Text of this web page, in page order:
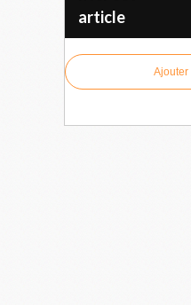
article
Ajouter